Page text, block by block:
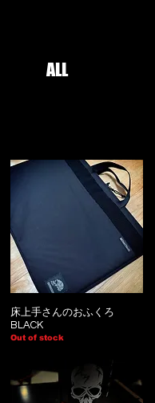
ALL
床上手さんのおふくろ
BLACK
Out of stock